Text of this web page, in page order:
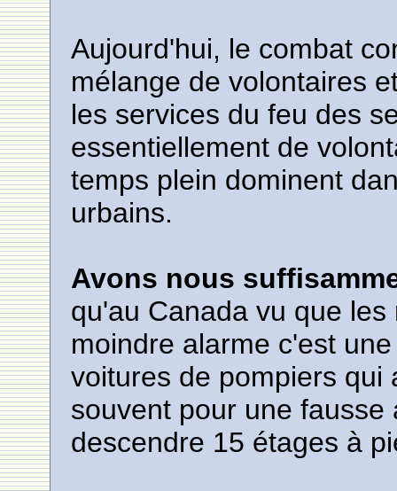
Aujourd'hui, le combat
mélange de volontaires
les services du feu des
essentiellement de
temps plein dominent
urbains.
Avons nous
qu'au Canada vu que
moindre alarme c'est
voitures de pompiers qui
souvent pour une
descendre 15 étages à